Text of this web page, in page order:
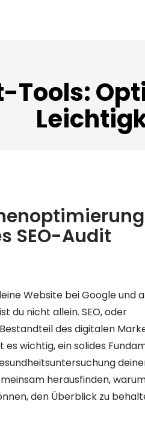
Tools:
SEO-Audit
Website bei Google und
du nicht allein. SEO, oder
des digitalen
wichtig, ein solides
herausfinden,
den Überblick zu